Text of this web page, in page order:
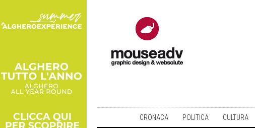
CRONACA POLITICA CULTURA